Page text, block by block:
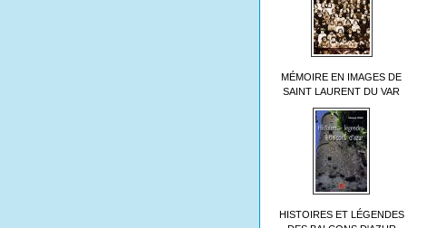
MÉMOIRE EN IMAGES DE
SAINT LAURENT DU VAR
HISTOIRES ET LÉGENDES